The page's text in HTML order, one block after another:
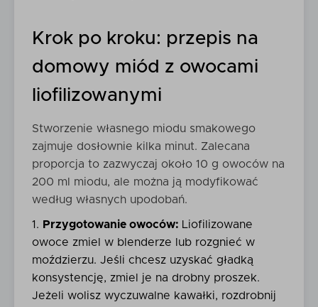
Krok po kroku: przepis na
domowy miód z owocami
liofilizowanymi
Stworzenie własnego miodu smakowego
zajmuje dosłownie kilka minut. Zalecana
proporcja to zazwyczaj około 10 g owoców na
200 ml miodu, ale można ją modyfikować
według własnych upodobań.
Przygotowanie owoców: Liofilizowane
owoce zmiel w blenderze lub rozgnieć w
moździerzu. Jeśli chcesz uzyskać gładką
konsystencję, zmiel je na drobny proszek.
Jeżeli wolisz wyczuwalne kawałki, rozdrobnij